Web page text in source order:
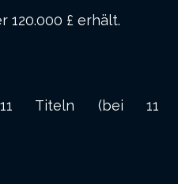
120.000 £ erhält.
Titeln (bei 11